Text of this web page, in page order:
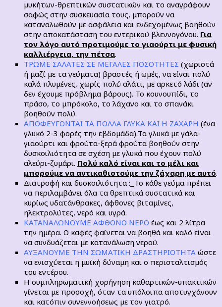
μυκήτων-θρεπτικών συστατικών και το αναγράφουν
σαφώς στην συσκευασία τους, μπορούν να
καταναλωθούν με ασφάλεια και ενδεχομένως βοηθούν
στην αποκατάσταση του εντερικού βλεννογόνου. Για
τον λόγο αυτό προτιμούμε το γιαούρτι με φυσική
καλλιέργεια, την πέτσα.
ΤΡΩΜΕ ΣΑΛΑΤΕΣ ΣΕ ΜΕΓΑΛΕΣ ΠΟΣΟΤΗΤΕΣ (χωριστά
ή μαζί με τα γεύματα) βραστές ή ωμές, να είναι πολύ
καλά πλυμένες, χωρίς πολύ αλάτι, με αρκετό λάδι (αν
δεν έχουμε πρόβλημα βάρους). Το κουνουπίδι, το
πράσο, το μπρόκολο, το λάχανο και το σπανάκι
βοηθούν πολύ.
ΑΠΟΦΕΥΓΟΝΤΑΙ ΤΑ ΠΟΛΛΑ ΓΛΥΚΑ ΚΑΙ Η ΖΑΧΑΡΗ (ένα
γλυκό 2-3 φορές την εβδομάδα).Τα γλυκά με γάλα-
γιαούρτι και φρούτα-ξερά φρούτα βοηθούν στην
δυσκοιλιότητα σε σχέση με γλυκά που έχουν πολύ
αλεύρι-ζυμάρι. Πολύ καλό είναι και το μέλι και
μπορούμε να αντικαθιστούμε την ζάχαρη με αυτό.
Διατροφή και δυσκοιλιότητα : Το κάθε γεύμα πρέπει
να περιλαμβάνει όλα τα θρεπτικά συστατικά και
κυρίως υδατάνθρακες, άφθονες βιταμίνες,
ηλεκτρολύτες, νερό και υγρά.
ΚΑΤΑΝΑΛΩΝΟΥΜΕ ΑΦΘΟΝΟ ΝΕΡΟ έως και 2 λίτρα
την ημέρα. Ο καφές φαίνεται να βοηθά και καλό είναι
να συνδυάζεται με κατανάλωση νερού.
ΑΥΞΑΝΟΥΜΕ ΤΗΝ ΣΩΜΑΤΙΚΗ ΔΡΑΣΤΗΡΙΟΤΗΤΑ ώστε
να ενισχύεται η μυϊκή δύναμη και ο περισταλτισμός
του εντέρου.
Η συμπληρωματική χορήγηση καθαρτικών-υπακτικών
γίνεται με προσοχή, όταν τα υπόλοιπα αποτυγχάνουν
και κατόπιν συνεννοήσεως με τον γιατρό.